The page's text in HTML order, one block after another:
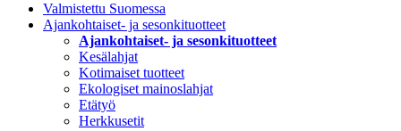
Valmistettu Suomessa
Ajankohtaiset- ja sesonkituotteet
Ajankohtaiset- ja sesonkituotteet
Kesälahjat
Kotimaiset tuotteet
Ekologiset mainoslahjat
Etätyö
Herkkusetit